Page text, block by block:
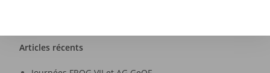
Articles récents